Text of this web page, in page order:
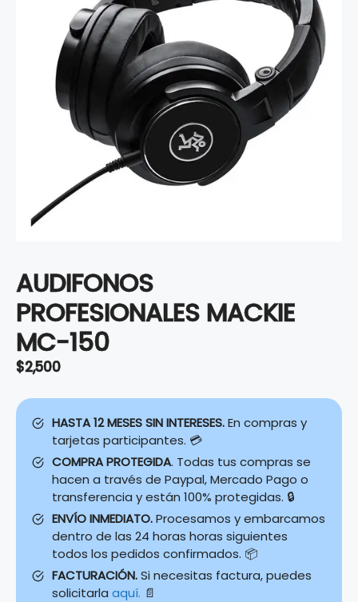
AUDIFONOS
PROFESIONALES MACKIE
MC-150
$2,500
HASTA 12 MESES SIN INTERESES.En compras y
tarjetas participantes. 💳
COMPRA PROTEGIDA. Todas tus compras se
hacen a través de Paypal, Mercado Pago o
transferencia y están 100% protegidas. 🔒
ENVÍO INMEDIATO.Procesamos y embarcamos
dentro de las 24 horas horas siguientes
todos los pedidos confirmados. 📦
FACTURACIÓN.Si necesitas factura, puedes
solicitarla aquí. 📄